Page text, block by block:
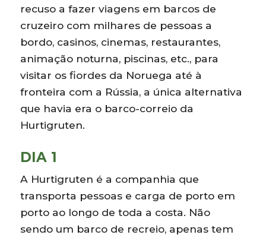
recuso a fazer viagens em barcos de
cruzeiro com milhares de pessoas a
bordo, casinos, cinemas, restaurantes,
animação noturna, piscinas, etc., para
visitar os fiordes da Noruega até à
fronteira com a Rússia, a única alternativa
que havia era o barco-correio da
Hurtigruten.
DIA 1
A Hurtigruten é a companhia que
transporta pessoas e carga de porto em
porto ao longo de toda a costa. Não
sendo um barco de recreio, apenas tem